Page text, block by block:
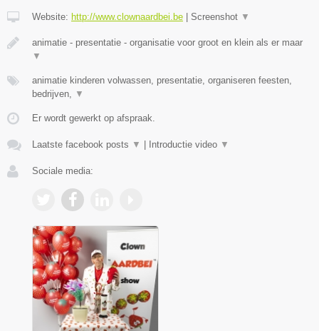
Website: http://www.clownaardbei.be | Screenshot ▼
animatie - presentatie - organisatie voor groot en klein als er maar
▼
animatie kinderen volwassen, presentatie, organiseren feesten,
bedrijven,
▼
Er wordt gewerkt op afspraak.
Laatste facebook posts ▼ | Introductie video ▼
Sociale media: